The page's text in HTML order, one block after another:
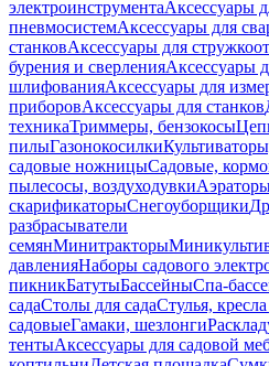
электроинструментаАксессуары
пневмосистемАксессуары для
станковАксессуары для
бурения и сверленияАксессуары
шлифованияАксессуары для
приборовАксессуары для станков
техникаТриммеры, бензокосы
пилыГазонокосилки
садовые ножницыСадовые,
пылесосы, воздуходувки
скарификаторыСнегоуборщики
разбрасыватели
семянМинитракторы
давленияНаборы садового
пикникБатутыБассейныСпа-
садаСтолы для садаСтулья,
садовыеГамаки, шезлонги
тентыАксессуары для садовой